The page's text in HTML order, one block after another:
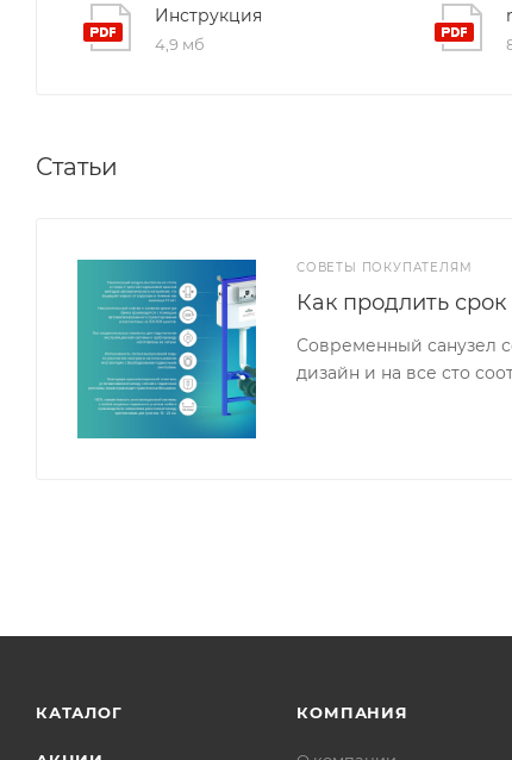
Инструкция
4,9 мб
Статьи
СОВЕТЫ ПОКУПАТЕЛЯМ
Как продлить
Современный санузел
дизайн и на все сто
КАТАЛОГ КОМПАНИЯ